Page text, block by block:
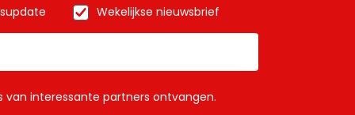
Wekelijkse nieuwsbrief
van interessante partners ontvangen.